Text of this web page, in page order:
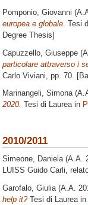
Pomponio, Giovanni
europea e globale. Tesi
Degree Thesis]
Capuzzello, Giuseppe
particolare attraverso i
Carlo Viviani , pp. 70.
Marinangeli, Simona
2020. Tesi di Laurea in
2010/2011
Simeone, Daniela(A.A.
LUISS Guido Carli,
Garofalo, Giulia (A.A.
help it?Tesi di Laurea in